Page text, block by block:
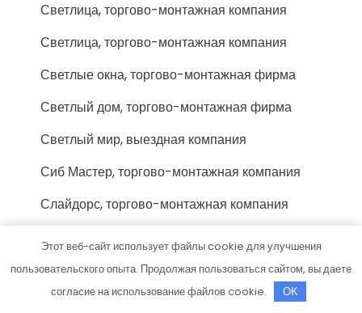
Светлица, торгово-монтажная компания
Светлица, торгово-монтажная компания
Светлые окна, торгово-монтажная фирма
Светлый дом, торгово-монтажная фирма
Светлый мир, выездная компания
Сиб Мастер, торгово-монтажная компания
Слайдорс, торгово-монтажная компания
Смк Поток, торгово-монтажная фирма
Сок-Тольятти люкс, торгово-монтажная
Этот веб-сайт использует файлы cookie для улучшения
пользовательского опыта. Продолжая пользоваться сайтом, вы даете
согласие на использование файлов cookie.
OK